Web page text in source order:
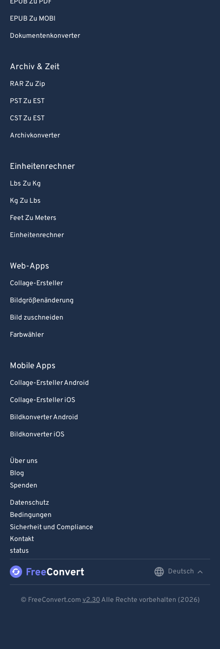
EPUB Zu PDF
EPUB Zu MOBI
Dokumentenkonverter
Archiv & Zeit
RAR Zu Zip
PST Zu EST
CST Zu EST
Archivkonverter
Einheitenrechner
Lbs Zu Kg
Kg Zu Lbs
Feet Zu Meters
Einheitenrechner
Web-Apps
Collage-Ersteller
Bildgrößenänderung
Bild zuschneiden
Farbwähler
Mobile Apps
Collage-Ersteller Android
Collage-Ersteller iOS
Bildkonverter Android
Bildkonverter iOS
Über uns
Blog
Spenden
Datenschutz
Bedingungen
Sicherheit und Compliance
Kontakt
status
Deutsch
© FreeConvert.com v2.30 Alle Rechte vorbehalten (2026)